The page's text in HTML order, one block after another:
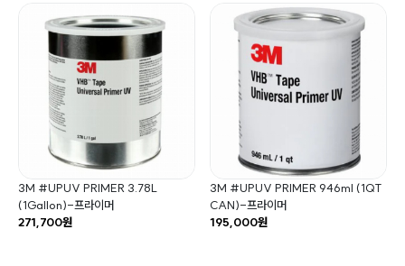
3M #UPUV PRIMER 3.78L
(1Gallon)-프라이머
271,700원
3M #UPUV PRIMER 946ml (1QT
CAN)-프라이머
195,000원